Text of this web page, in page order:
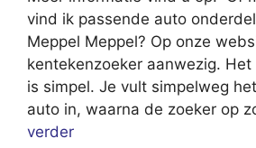
vind ik passende auto
Meppel Meppel? Op onze
kentekenzoeker aanwezig.
is simpel. Je vult simpelweg
auto in, waarna de zoeker op
verder